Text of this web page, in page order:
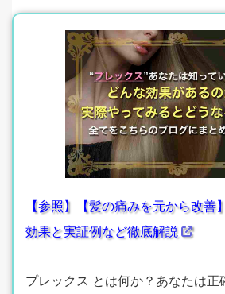
【参照】【髪の痛みを元から改善
効果と実証例など徹底解説
プレックス とは何か？あなたは正